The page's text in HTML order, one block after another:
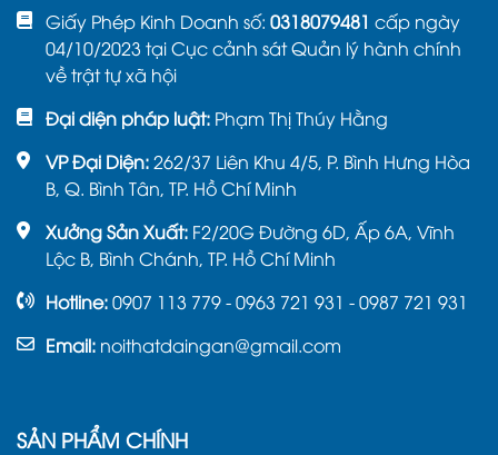
Giấy Phép Kinh Doanh số: 0318079481 cấp ngày
04/10/2023 tại Cục cảnh sát Quản lý hành chính
về trật tự xã hội
Đại diện pháp luật: Phạm Thị Thúy Hằng
VP Đại Diện:262/37 Liên Khu 4/5, P. Bình Hưng Hòa
B, Q. Bình Tân, TP. Hồ Chí Minh
Xưởng Sản Xuất: F2/20G Đường 6D, Ấp 6A, Vĩnh
Lộc B, Bình Chánh, TP. Hồ Chí Minh
Hotline:0907 113 779 - 0963 721 931 - 0987 721 931
Email: noithatdaingan@gmail.com
SẢN PHẨM CHÍNH